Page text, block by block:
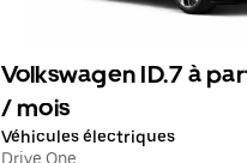
Volkswagen ID.7 à
/ mois
Véhicules électriques
Drive One